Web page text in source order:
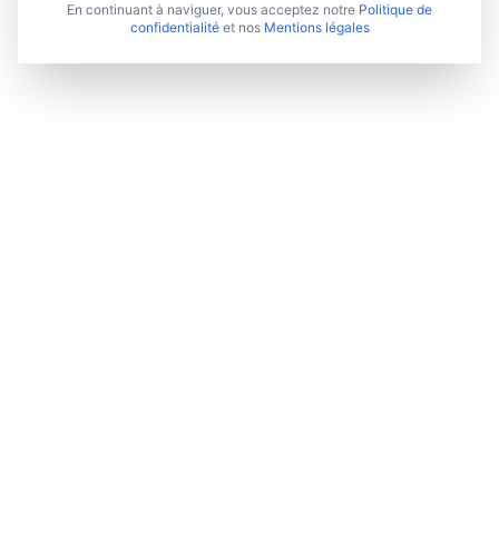
En continuant à naviguer, vous acceptez notre Politique de
confidentialité et nos Mentions légales